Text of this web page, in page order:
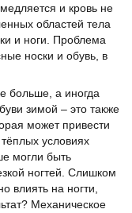
и кровь не
областей тела
и ноги. Проблема
носки и обувь, в
больше, а иногда
зимой – это также
может привести
условиях
могли быть
ногтей. Слишком
влиять на ногти,
Механическое